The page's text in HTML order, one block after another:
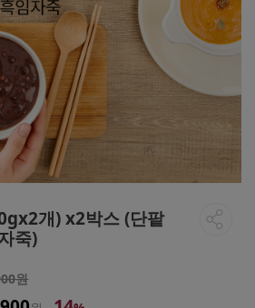
개) x2박스 (단팥
죽)
원